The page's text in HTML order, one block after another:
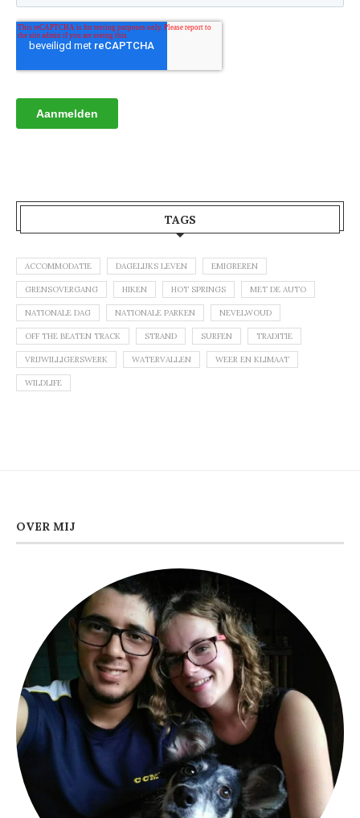
TAGS
ACCOMMODATIE DAGELIJKS LEVEN EMIGREREN
GRENSOVERGANG HIKEN HOT SPRINGS MET DE AUTO
NATIONALE DAG NATIONALE PARKEN NEVELWOUD
OFF THE BEATEN TRACK STRAND SURFEN TRADITIE
VRIJWILLIGERSWERK WATERVALLEN WEER EN KLIMAAT
WILDLIFE
OVER MIJ